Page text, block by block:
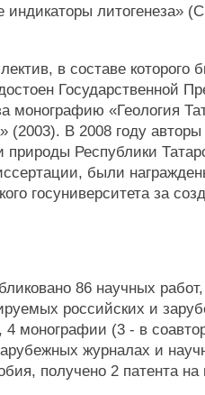
литогенеза»
в составе которого
Государственной
монографию «Геология
(2003). В 2008 году
природы Республики
были
госуниверситета за
86 научных
российских и
монографии (3 - в
журналах и
получено 2 патента на